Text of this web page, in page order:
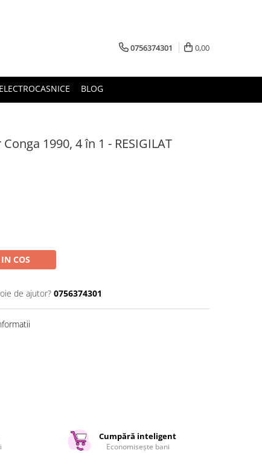
0756374301 0,00
BLOG
1990, 4 în 1 - RESIGILAT
COS
de ajutor? 0756374301
Cumpără inteligent
Economisește bani